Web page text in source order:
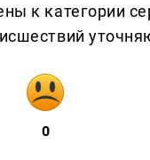
к категории
0